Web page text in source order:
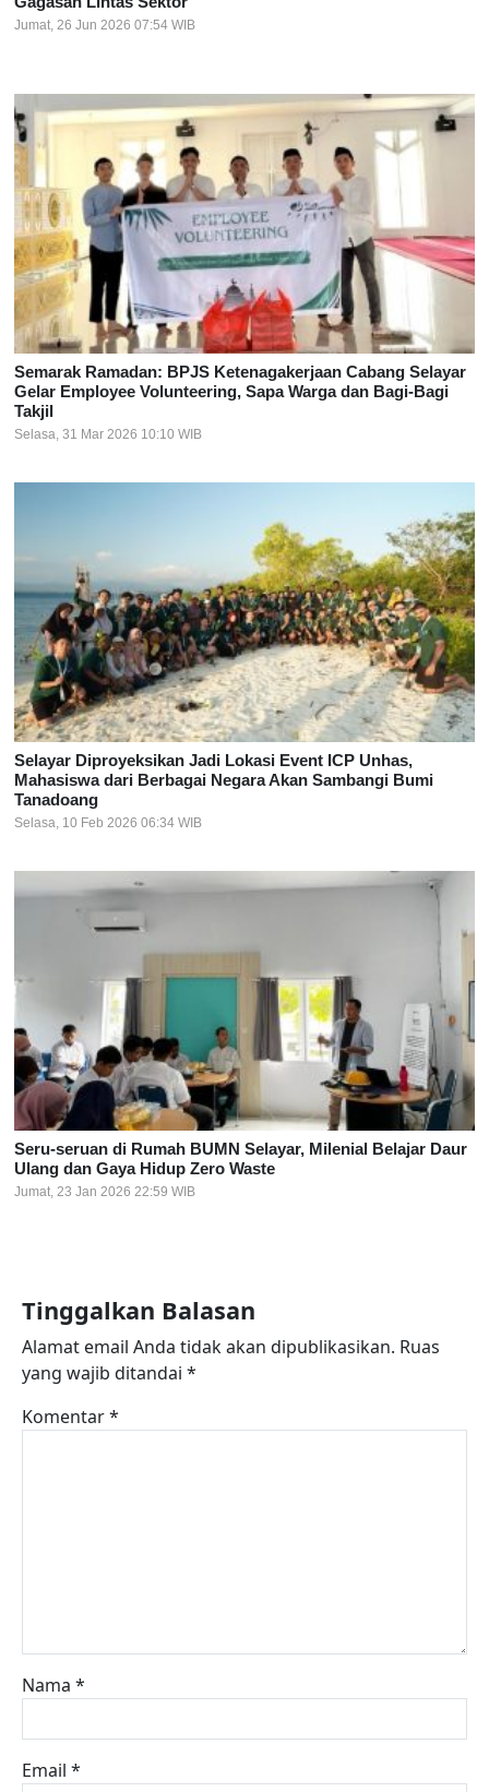
Jumat, 26 Jun 2026 07:54 WIB
Semarak Ramadan: BPJS Ketenagakerjaan Cabang Selayar
Gelar Employee Volunteering, Sapa Warga dan Bagi-Bagi
Takjil
Selasa, 31 Mar 2026 10:10 WIB
Selayar Diproyeksikan Jadi Lokasi Event ICP Unhas,
Mahasiswa dari Berbagai Negara Akan Sambangi Bumi
Tanadoang
Selasa, 10 Feb 2026 06:34 WIB
Seru-seruan di Rumah BUMN Selayar, Milenial Belajar Daur
Ulang dan Gaya Hidup Zero Waste
Jumat, 23 Jan 2026 22:59 WIB
Tinggalkan Balasan
Alamat email Anda tidak akan dipublikasikan. Ruas
yang wajib ditandai *
Komentar*
Nama *
Email *